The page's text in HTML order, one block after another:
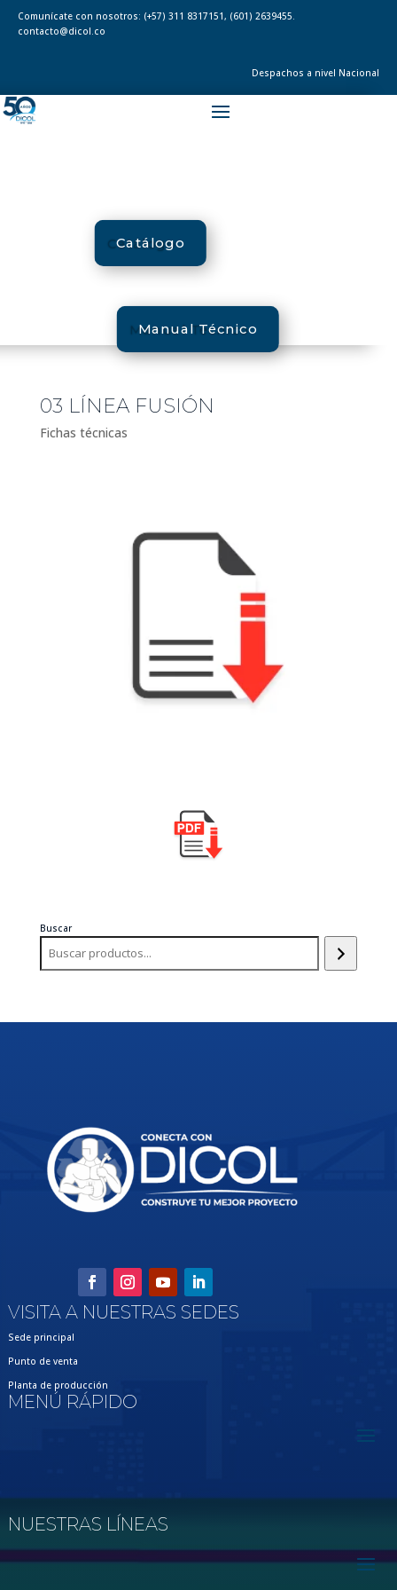
Comunícate con nosotros: (+57) 311 8317151, (601) 2639455.
contacto@dicol.co
Despachos a nivel Nacional
Catálogo
Manual Técnico
03 LÍNEA FUSIÓN
Fichas técnicas
Buscar
VISITA A NUESTRAS SEDES
Sede principal
Punto de venta
Planta de producción
MENÚ RÁPIDO
NUESTRAS LÍNEAS